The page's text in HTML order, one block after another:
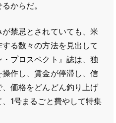
からだ。
禁忌とされていても、米
る数々の方法を見出して
プロスペクト』誌は、独
作し、賃金が停滞し、信
価格をどんどん釣り上げ
1号まるごと費やして特集